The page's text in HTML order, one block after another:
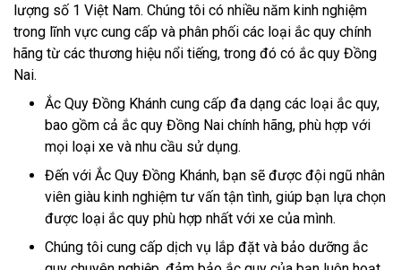
lượng số 1 Việt Nam. Chúng tôi có nhiều năm kinh nghiệm
trong lĩnh vực cung cấp và phân phối các loại ắc quy chính
hãng từ các thương hiệu nổi tiếng, trong đó có ắc quy Đồng
Nai.
Ắc Quy Đồng Khánh cung cấp đa dạng các loại ắc quy,
bao gồm cả ắc quy Đồng Nai chính hãng, phù hợp với
mọi loại xe và nhu cầu sử dụng.
Đến với Ắc Quy Đồng Khánh, bạn sẽ được đội ngũ nhân
viên giàu kinh nghiệm tư vấn tận tình, giúp bạn lựa chọn
được loại ắc quy phù hợp nhất với xe của mình.
Chúng tôi cung cấp dịch vụ lắp đặt và bảo dưỡng ắc